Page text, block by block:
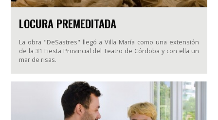
LOCURA PREMEDITADA
La obra "DeSastres" llegó a Villa María como una extensión
de la 31 Fiesta Provincial del Teatro de Córdoba y con ella un
mar de risas.